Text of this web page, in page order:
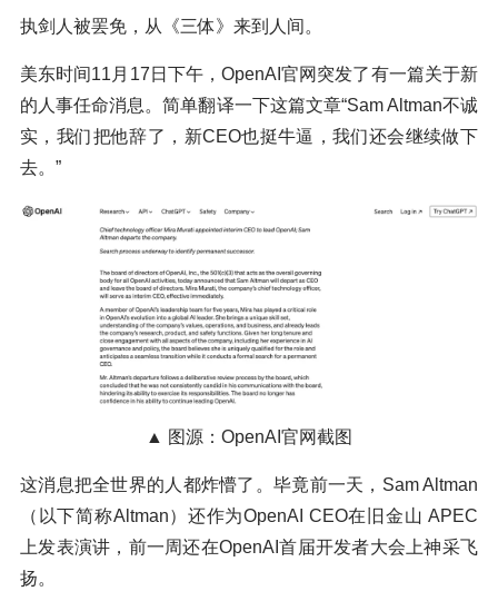
执剑人被罢免，从《三体》来到人间。
美东时间11月17日下午，OpenAI官网突发了有一篇关于新
的人事任命消息。简单翻译一下这篇文章“Sam Altman不诚
实，我们把他辞了，新CEO也挺牛逼，我们还会继续做下
去。”
▲ 图源：OpenAI官网截图
这消息把全世界的人都炸懵了。毕竟前一天，Sam Altman
（以下简称Altman）还作为OpenAI CEO在旧金山 APEC
上发表演讲，前一周还在OpenAI首届开发者大会上神采飞
扬。